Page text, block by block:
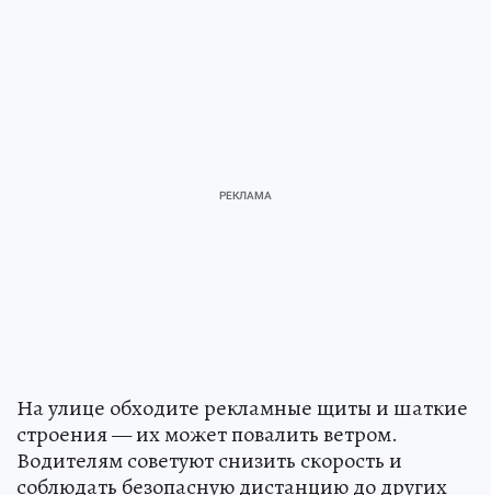
На улице обходите рекламные щиты и шаткие
строения — их может повалить ветром.
Водителям советуют снизить скорость и
соблюдать безопасную дистанцию до других